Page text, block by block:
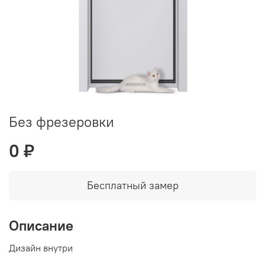
Без фрезеровки
0 ₽
Бесплатный замер
Описание
Дизайн внутри